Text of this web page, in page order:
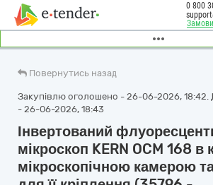
0 800
Повернутись назад
Закупівлю оголошено - 26-06-2026, 18:42.
- 26-06-2026, 18:43
Інвертований
мікроскоп KERN OCM 168 в
мікроскопічною камерою